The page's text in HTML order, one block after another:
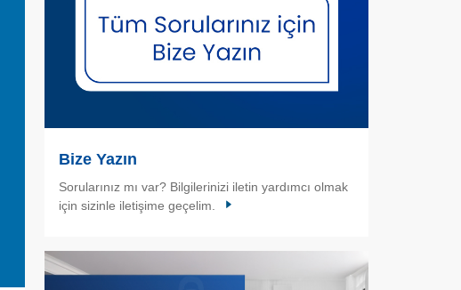
Bize Yazın
Sorularınız mı var? Bilgilerinizi iletin yardımcı olmak
için sizinle iletişime geçelim.